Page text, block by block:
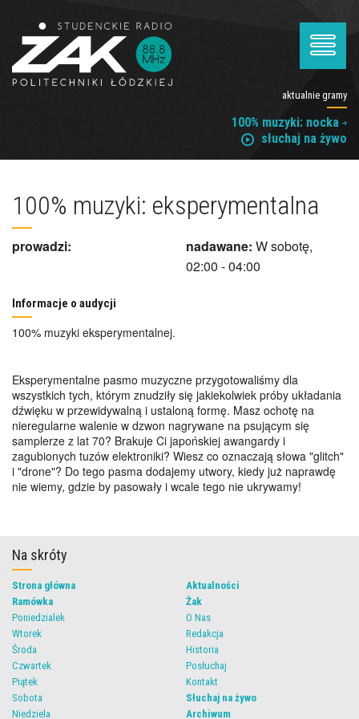
aktualnie gramy
100% muzyki: nocka
słuchaj na żywo
100% muzyki: eksperymentalna
prowadzi: nadawane:
02:00 - 04:00
Informacje o audycji
100% muzyki eksperymentalnej.
Eksperymentalne pasmo muzyczne przygotowaliśmy dla
wszystkich tych, którym znudziły się jakiekolwiek próby układania
dźwięku w przewidywalną i ustaloną formę. Masz ochotę na
nieregularne walenie w dzwon nagrywane na psującym się
samplerze z lat 70? Brakuje Ci japońskiej awangardy i
zagubionych tuzów elektroniki? Wiesz co oznaczają słowa "glitch"
i "drone"? Do tego pasma dodajemy utwory, kiedy już naprawdę
nie wiemy, gdzie by pasowały i wcale tego nie ukrywamy!
Na skróty
Strona główna
Ramówka
Poniedzialek
Wtorek
Środa
Czwartek
Piątek
Sobota
Niedziela
Aktualności
Żak
O Nas
Redakcja
Historia
Posłuchaj
Kontakt
Słuchaj na żywo
Archiwum